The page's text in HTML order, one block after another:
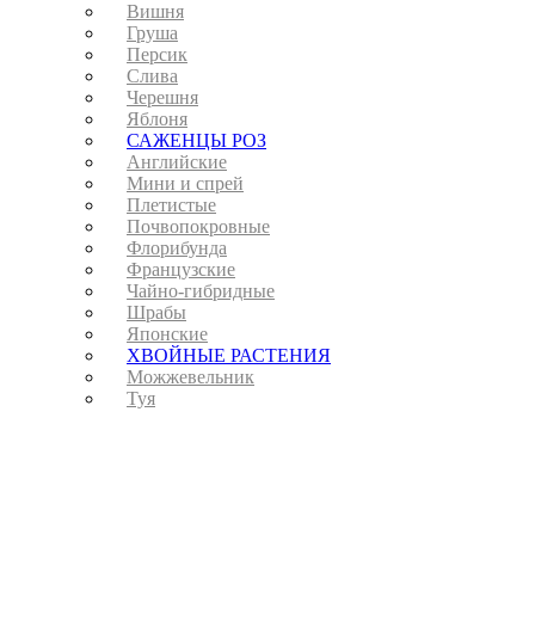
Вишня
Груша
Персик
Слива
Черешня
Яблоня
САЖЕНЦЫ РОЗ
Английские
Мини и спрей
Плетистые
Почвопокровные
Флорибунда
Французские
Чайно-гибридные
Шрабы
Японские
ХВОЙНЫЕ РАСТЕНИЯ
Можжевельник
Туя